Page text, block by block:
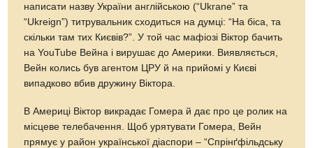
написати назву України англійською (“Ukrane” та
“Ukreign”) титрувальник сходиться на думці: “На біса, та
скільки там тих Києвів?”. У той час мафіозі Віктор бачить
на YouTube Вейна і вирушає до Америки. Виявляється,
Вейн колись був агентом ЦРУ й на прийомі у Києві
випадково вбив дружину Віктора.
В Америці Віктор викрадає Гомера й дає про це ролик на
місцеве телебачення. Щоб урятувати Гомера, Вейн
прямує у район української діаспори – “Спрінґфільдську